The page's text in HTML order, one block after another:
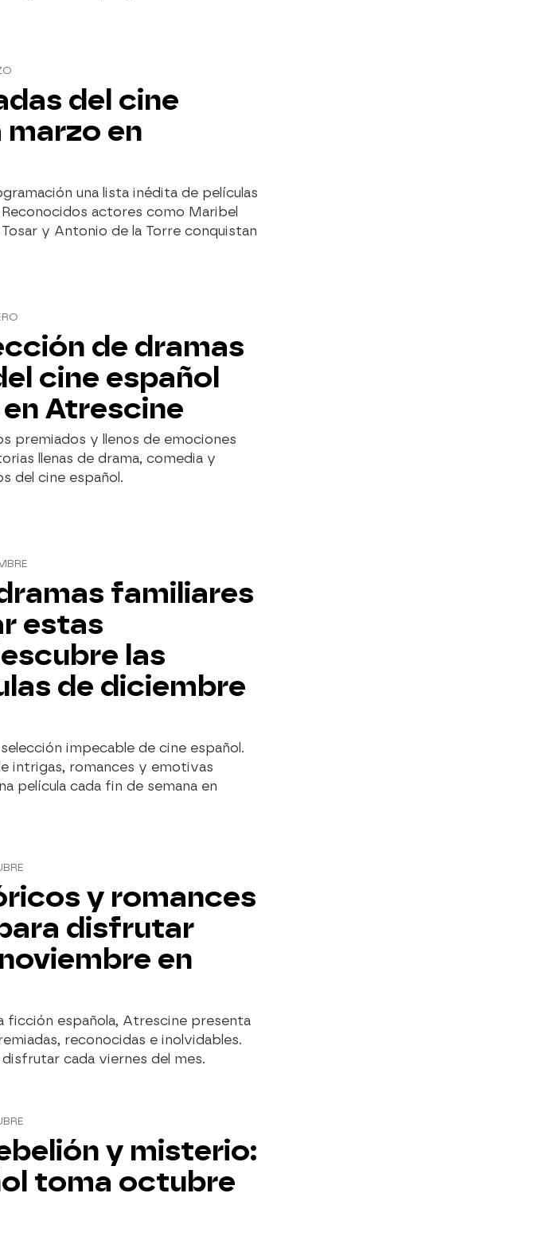
del cine
en
una lista inédita de películas
actores como Maribel
y Antonio de la Torre conquistan
de dramas
cine español
Atrescine
premiados y llenos de emociones
llenas de drama, comedia y
del cine español.
familiares
estas
las
de diciembre
impecable de cine español.
intrigas, romances y emotivas
película cada fin de semana en
y romances
disfrutar
en
ficción española, Atrescine presenta
reconocidas e inolvidables.
cada viernes del mes.
y misterio:
toma octubre